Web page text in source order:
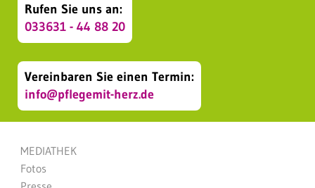
Rufen Sie uns an:
033631 - 44 88 20
Vereinbaren Sie einen Termin:
info@pflegemit-herz.de
MEDIATHEK
Fotos